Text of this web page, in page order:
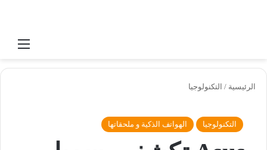
الرئيسية / التكنولوجيا
التكنولوجيا الهواتف الذكية و ملحقاتها